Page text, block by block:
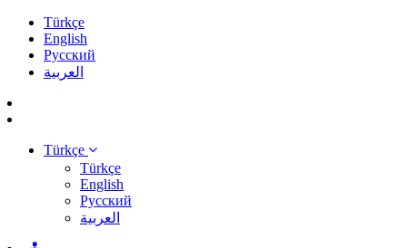
Türkçe
English
Pусский
العربية
Türkçe
Türkçe
English
Pусский
العربية